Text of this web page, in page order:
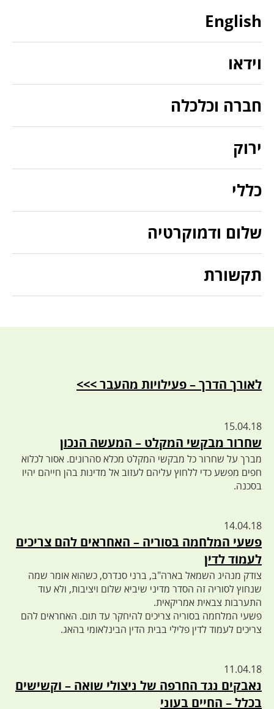
English
וידאו
חברה וכלכלה
ירוק
כללי
שלום ודמוקרטיה
תקשורת
לאורך הדרך – פעילויות מהעבר >>>
15.04.18
שחרור מבקשי המקלט – המעשה הנכון
מברך על שחרור כל מבקשי המקלט מכלא סהרונים. אסור לכלוא
חפים מפשע כדי ללחוץ עליהם לעזוב אל מדינות בהן חייהם יהיו
בסכנה.
14.04.18
פשעי המלחמה בסוריה – האחראים להם צריכים
לעמוד לדין
צודק מנהיג השמאל בארה"ב, ברני סנדרס, כשהוא אומר שמה
שנחוץ לסוריה זה הסדר מדיני שיביא שלום ויציבות, ולא עוד
התערבות צבאית אמריקאית.
פשעי המלחמה בסוריה צריכים להיחקר עד תום. האחראים להם
צריכים לעמוד לדין פלילי בבית הדין הבינלאומי בהאג.
11.04.18
נאבקים נגד החרפה של ניצולי שואה – וקשישים
בכלל – החיים בעוני